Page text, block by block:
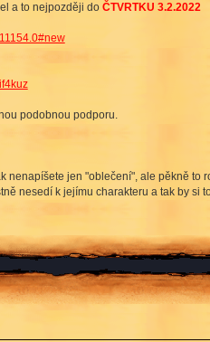
a to nejpozději do ČTVRTKU 3.2.2022
podobnou podporu.
jen "oblečení", ale pěkně to
nesedí k jejímu charakteru a tak by si